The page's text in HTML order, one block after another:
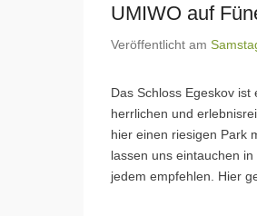
UMIWO auf
Veröffentlicht am
Das Schloss Egeskov
herrlichen und
hier einen riesigen Park
lassen uns eintauchen
jedem empfehlen. Hier